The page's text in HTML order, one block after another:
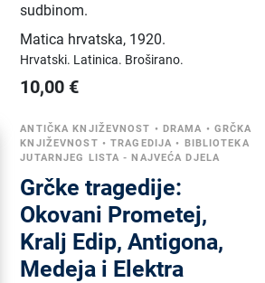
sudbinom.
Matica hrvatska, 1920.
Hrvatski. Latinica. Broširano.
10,00 €
ANTIČKA KNJIŽEVNOST • DRAMA • GRČKA
KNJIŽEVNOST •TRAGEDIJA • BIBLIOTEKA
JUTARNJEG LISTA - NAJVEĆA DJELA
Grčke tragedije:
Okovani Prometej,
Kralj Edip, Antigona,
Medeja i Elektra